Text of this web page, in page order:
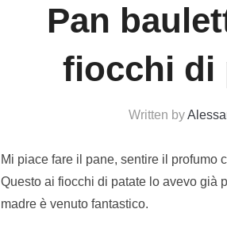
Pan
fiocchi di
Written by
Mi piace fare il pane, sentire il profumo
Questo ai fiocchi di patate lo avevo già
madre è venuto fantastico.